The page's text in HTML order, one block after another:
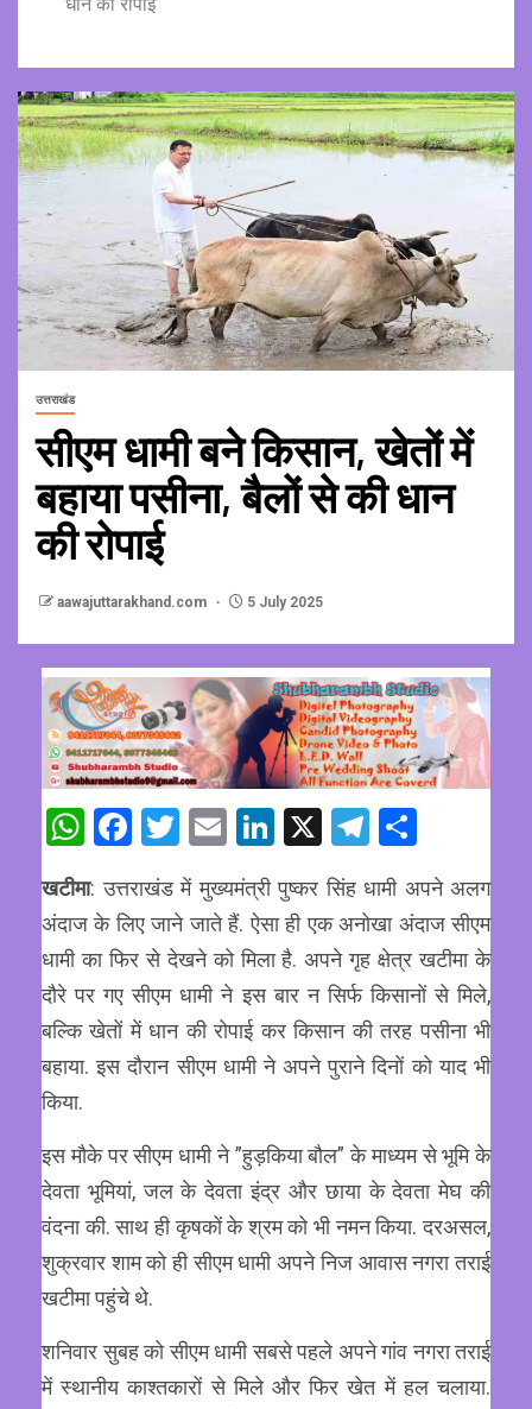
उत्तराखंड
सीएम धामी बने किसान, खेतों में
बहाया पसीना, बैलों से की धान
की रोपाई
aawajuttarakhand.com 5 July 2025
WhatsApp
Facebook
Twitter
EmailLinkedIn
X Telegram
खटीमा: उत्तराखंड में मुख्यमंत्री पुष्कर सिंह धामी अपने अलग
अंदाज के लिए जाने जाते हैं. ऐसा ही एक अनोखा अंदाज सीएम
धामी का फिर से देखने को मिला है. अपने गृह क्षेत्र खटीमा के
दौरे पर गए सीएम धामी ने इस बार न सिर्फ किसानों से मिले,
बल्कि खेतों में धान की रोपाई कर किसान की तरह पसीना भी
बहाया. इस दौरान सीएम धामी ने अपने पुराने दिनों को याद भी
किया.
इस मौके पर सीएम धामी ने ”हुड़किया बौल” के माध्यम से भूमि के
देवता भूमियां, जल के देवता इंद्र और छाया के देवता मेघ की
वंदना की. साथ ही कृषकों के श्रम को भी नमन किया. दरअसल,
शुक्रवार शाम को ही सीएम धामी अपने निज आवास नगरा तराई
खटीमा पहुंचे थे.
शनिवार सुबह को सीएम धामी सबसे पहले अपने गांव नगरा तराई
में स्थानीय काश्तकारों से मिले और फिर खेत में हल चलाया.